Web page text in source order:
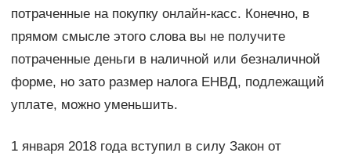
потраченные на покупку онлайн-касс. Конечно, в
прямом смысле этого слова вы не получите
потраченные деньги в наличной или безналичной
форме, но зато размер налога ЕНВД, подлежащий
уплате, можно уменьшить.
1 января 2018 года вступил в силу Закон от